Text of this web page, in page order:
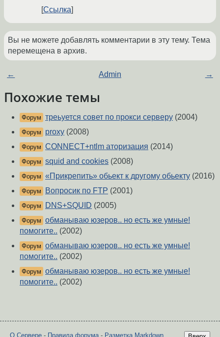
Ссылка
Вы не можете добавлять комментарии в эту тему. Тема
перемещена в архив.
← Admin →
Похожие темы
Форум треьуется совет по прокси серверу (2004)
Форум proxy (2008)
Форум CONNECT+ntlm аторизация (2014)
Форум squid and cookies (2008)
Форум «Прикрепить» обьект к другому обьекту (2016)
Форум Вопросик по FTP (2001)
Форум DNS+SQUID (2005)
Форум обманываю юзеров.. но есть же умные!
помогите.. (2002)
Форум обманываю юзеров.. но есть же умные!
помогите.. (2002)
Форум обманываю юзеров.. но есть же умные!
помогите.. (2002)
О Сервере - Правила форума - Разметка Markdown